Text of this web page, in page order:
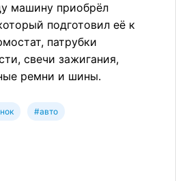
машину приобрёл
подготовил её к
патрубки
свечи зажигания,
ремни и шины.
#авто